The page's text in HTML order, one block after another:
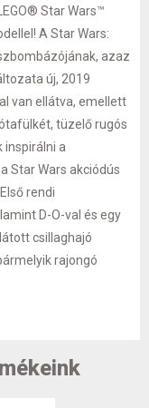
Star Wars™
A Star Wars:
azaz
új, 2019
van ellátva, emellett
tüzelő rugós
inspirálni a
Star Wars akciódús
rendi
D-O-val és egy
csillaghajó
rajongó